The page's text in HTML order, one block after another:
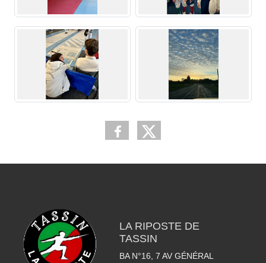
LA RIPOSTE DE
TASSIN
BA N°16, 7 AV GÉNÉRAL